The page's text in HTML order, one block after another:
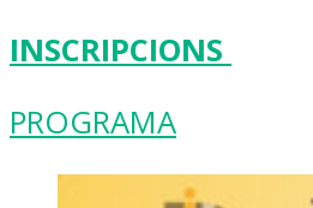
INSCRIPCIONS
PROGRAMA